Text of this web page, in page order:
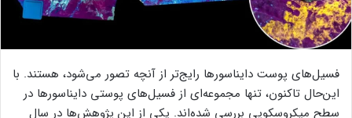
فسیل‌های پوست دایناسورها رایج‌تر از آنچه تصور می‌شود، هستند. با
این‌حال تاکنون، تنها مجموعه‌ای از فسیل‌های پوستی دایناسورها در
سطح میکروسکوپی بررسی شده‌اند. یکی از این پژوهش‌ها در سال